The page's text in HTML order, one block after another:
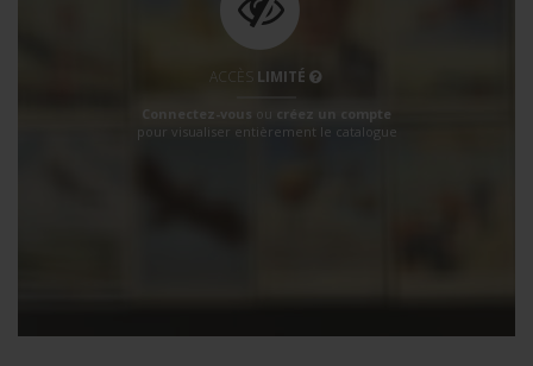
ACCÈS LIMITÉ
Connectez-vous ou créez un compte
pour visualiser entièrement le catalogue